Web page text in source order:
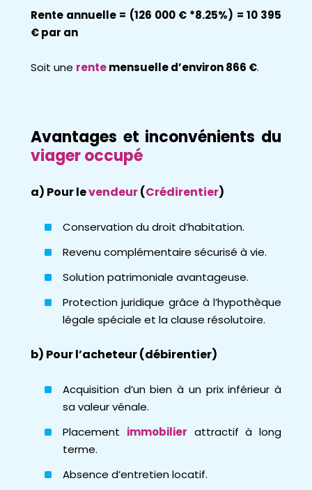
Rente annuelle = (126 000 € *8.25%) = 10 395
€ par an
Soit une rentemensuelle d’environ 866 €.
Avantages et inconvénients du
viager occupé
a) Pour levendeur(Crédirentier)
Conservation du droit d’habitation.
Revenu complémentaire sécurisé à vie.
Solution patrimoniale avantageuse.
Protection juridique grâce à l’hypothèque
légale spéciale et la clause résolutoire.
b) Pour l’acheteur (débirentier)
Acquisition d’un bien à un prix inférieur à
sa valeur vénale.
Placement immobilier attractif à long
terme.
Absence d’entretien locatif.